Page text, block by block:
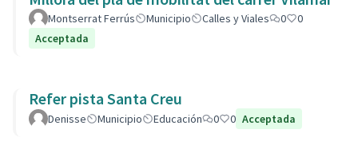
Montserrat Ferrús Municipio Calles y Viales 0
0
Acceptada
Refer pista Santa Creu
Denisse Municipio Educación 0 0 Acceptada